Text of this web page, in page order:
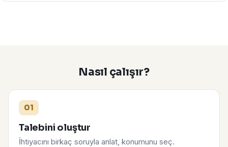
Nasıl çalışır?
01
Talebini oluştur
İhtiyacını birkaç soruyla anlat, konumunu seç.